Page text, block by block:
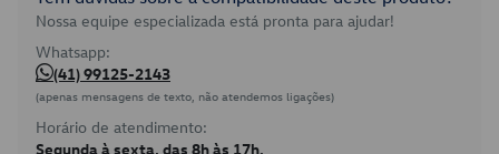
Nossa equipe especializada está pronta para ajudar!
Whatsapp:
(41) 99125-2143
(apenas mensagens de texto, não atendemos ligações)
Horário de atendimento:
Segunda à sexta, das 8h às 17h.